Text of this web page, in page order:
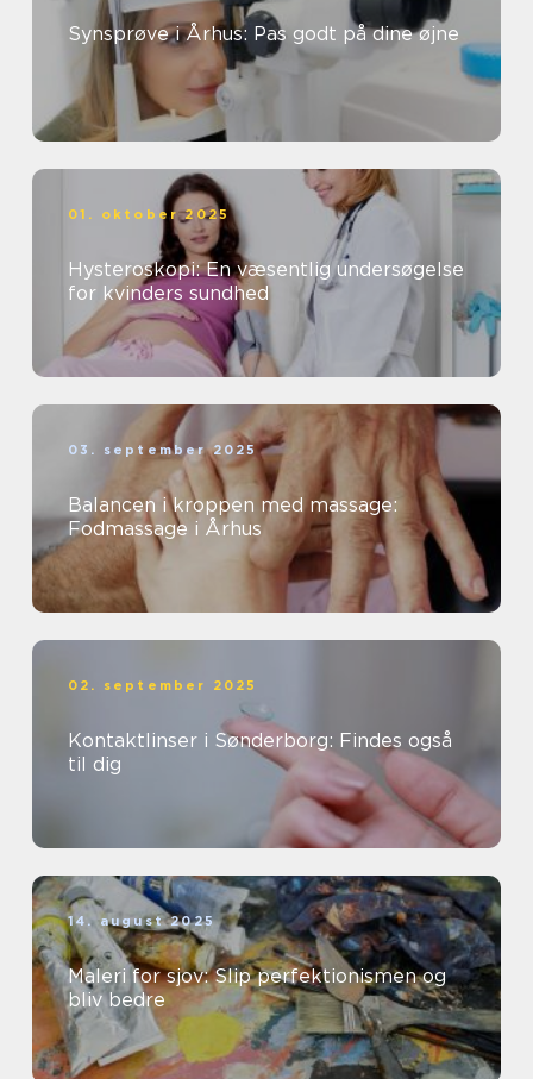
Synsprøve i Århus: Pas godt på dine øjne
01. oktober 2025
Hysteroskopi: En væsentlig undersøgelse
for kvinders sundhed
03. september 2025
Balancen i kroppen med massage:
Fodmassage i Århus
02. september 2025
Kontaktlinser i Sønderborg: Findes også
til dig
14. august 2025
Maleri for sjov: Slip perfektionismen og
bliv bedre